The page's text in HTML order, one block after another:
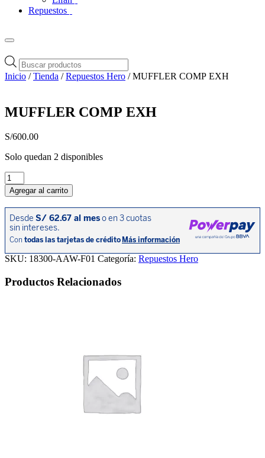
Repuestos
Búsqueda
de
productos
Inicio /Tienda /Repuestos Hero / MUFFLER COMP EXH
MUFFLER COMP EXH
S/600.00
Solo quedan 2 disponibles
MUFFLER
COMP
EXH
cantidad
Agregar al carrito
SKU: 18300-AAW-F01 Categoría: Repuestos Hero
Productos Relacionados